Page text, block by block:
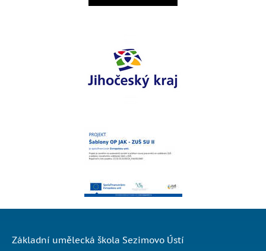
Základní umělecká škola Sezimovo Ústí